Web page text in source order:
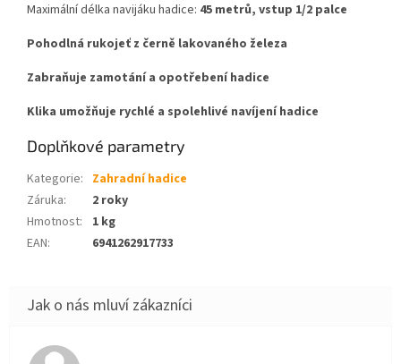
Maximální délka navijáku hadice: 45 metrů, vstup 1/2 palce
Pohodlná rukojeť z černě lakovaného železa
Zabraňuje zamotání a opotřebení hadice
Klika umožňuje rychlé a spolehlivé navíjení hadice
Doplňkové parametry
Kategorie: Zahradní hadice
Záruka:
2 roky
Hmotnost:
1 kg
EAN: 6941262917733